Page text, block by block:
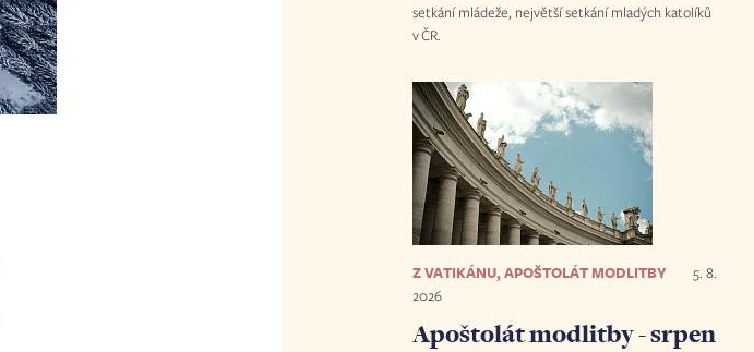
setkání mládeže, největší setkání mladých katolíků
v ČR.
Z VATIKÁNU, APOŠTOLÁT MODLITBY
5. 8.
2026
Apoštolát modlitby - srpen